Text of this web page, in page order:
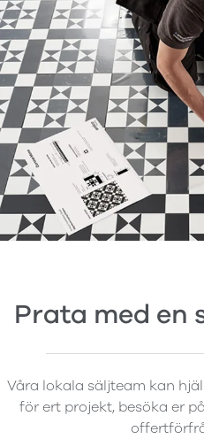
Prata med en
Våra lokala säljteam kan
för ert projekt, besöka er